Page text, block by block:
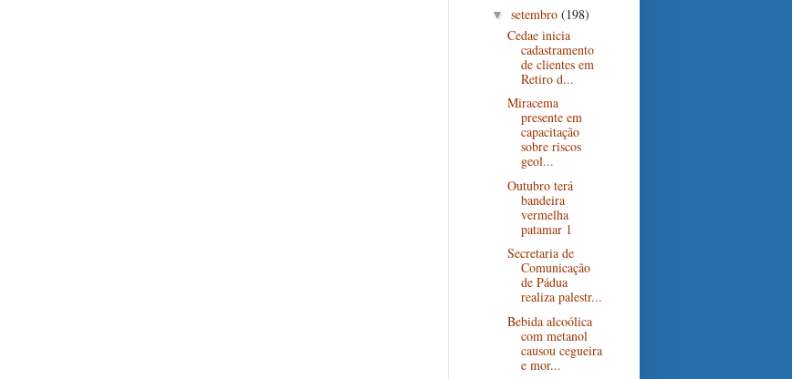
▼ setembro (198)
Cedae inicia
cadastramento
de clientes em
Retiro d...
Miracema
presente em
capacitação
sobre riscos
geol...
Outubro terá
bandeira
vermelha
patamar 1
Secretaria de
Comunicação
de Pádua
realiza palestr...
Bebida alcoólica
com metanol
causou cegueira
e mor...